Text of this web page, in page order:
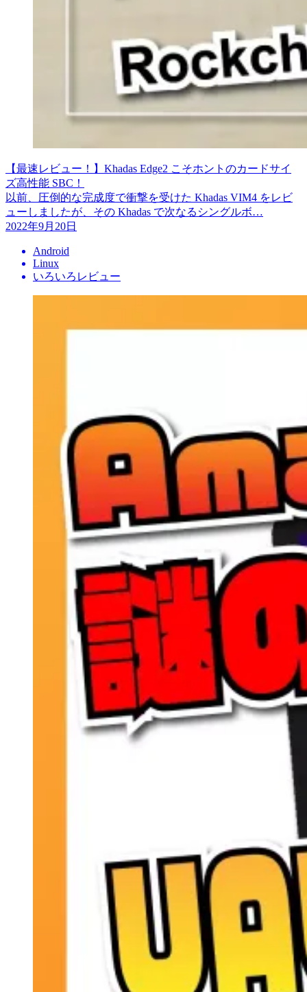
【最速レビュー！】Khadas Edge2 こそホントのカードサイ
ズ高性能 SBC！
以前、圧倒的な完成度で衝撃を受けた Khadas VIM4 をレビ
ューしましたが、その Khadas で次なるシングルボ…
2022年9月20日
Android
Linux
いろいろレビュー